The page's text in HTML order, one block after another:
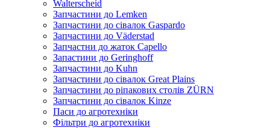
Walterscheid
Запчастини до Lemken
Запчастини до сівалок Gaspardo
Запчастини до Väderstad
Запчастни до жаток Capello
Запастини до Geringhoff
Запчастини до Kuhn
Запчастини до сівалок Great Plains
Запчастини до ріпакових столів ZÜRN
Запчастини до сівалок Kinze
Паси до агротехніки
Фільтри до агротехніки